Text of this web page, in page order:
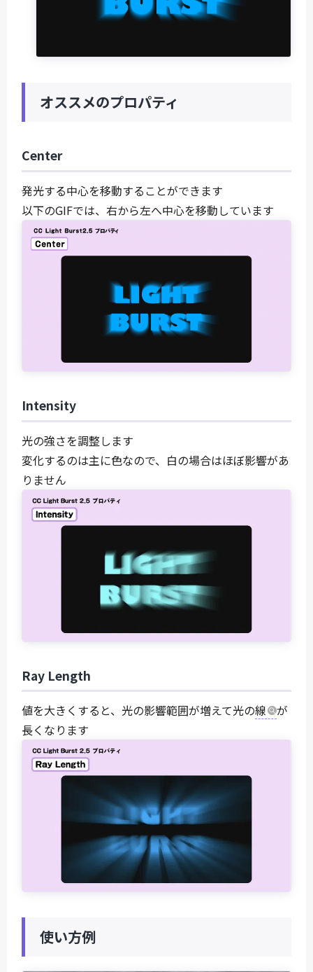
オススメのプロパティ
Center
発光する中心を移動することができます
以下のGIFでは、右から左へ中心を移動しています
Intensity
光の強さを調整します
変化するのは主に色なので、白の場合はほぼ影響があ
りません
Ray Length
値を大きくすると、光の影響範囲が増えて光の線
が
長くなります
使い方例